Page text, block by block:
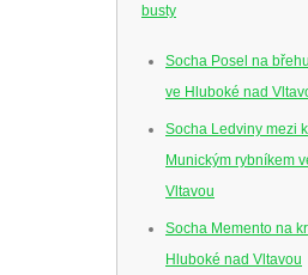
busty
Socha Posel na
ve Hluboké nad
Socha Ledviny mezi
Munickým rybníkem
Vltavou
Socha Memento na
Hluboké nad Vltavou